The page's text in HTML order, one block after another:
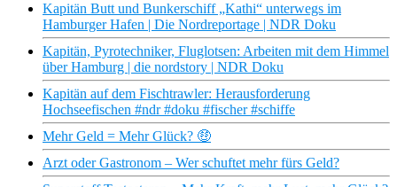
Kapitän Butt und Bunkerschiff „Kathi“ unterwegs im
Hamburger Hafen | Die Nordreportage | NDR Doku
Kapitän, Pyrotechniker, Fluglotsen: Arbeiten mit dem Himmel
über Hamburg | die nordstory | NDR Doku
Kapitän auf dem Fischtrawler: Herausforderung
Hochseefischen #ndr #doku #fischer #schiffe
Mehr Geld = Mehr Glück? 🤑
Arzt oder Gastronom – Wer schuftet mehr fürs Geld?